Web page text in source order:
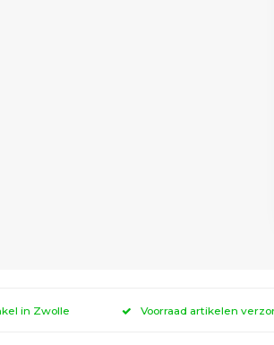
in Zwolle Voorraad artikelen